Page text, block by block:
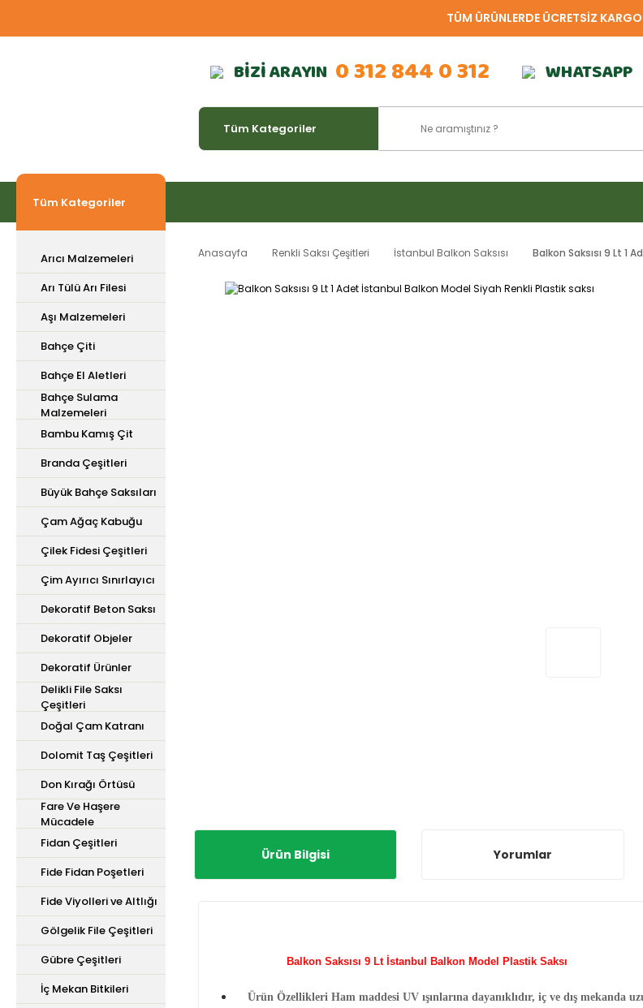
TÜM ÜRÜNLERDE ÜCRETSİZ
BİZİ ARAYIN 0 312 844 0 312 WHATSAPP
Tüm Kategoriler
Arıcı Malzemeleri
Arı Tülü Arı Filesi
Aşı Malzemeleri
Bahçe Çiti
Bahçe El Aletleri
Bahçe Sulama
Malzemeleri
Bambu Kamış Çit
Branda Çeşitleri
Büyük Bahçe Saksıları
Çam Ağaç Kabuğu
Çilek Fidesi Çeşitleri
Çim Ayırıcı Sınırlayıcı
Dekoratif Beton Saksı
Dekoratif Objeler
Dekoratif Ürünler
Delikli File Saksı
Çeşitleri
Doğal Çam Katranı
Dolomit Taş Çeşitleri
Don Kırağı Örtüsü
Fare Ve Haşere
Mücadele
Fidan Çeşitleri
Fide Fidan Poşetleri
Fide Viyolleri ve Altlığı
Gölgelik File Çeşitleri
Gübre Çeşitleri
İç Mekan Bitkileri
Anasayfa Renkli Saksı Çeşitleri İstanbul Balkon Saksısı Balkon Saksısı 9 Lt 1
Ürün Bilgisi Yorumlar
Balkon Saksısı 9 Lt İstanbul Balkon Model Plastik Saksı
Ürün Özellikleri Ham maddesi UV ışınlarına dayanıklıdır, iç ve dış